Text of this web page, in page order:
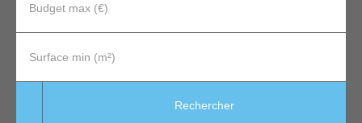
Budget max (€)
Surface min (m²)
Rechercher